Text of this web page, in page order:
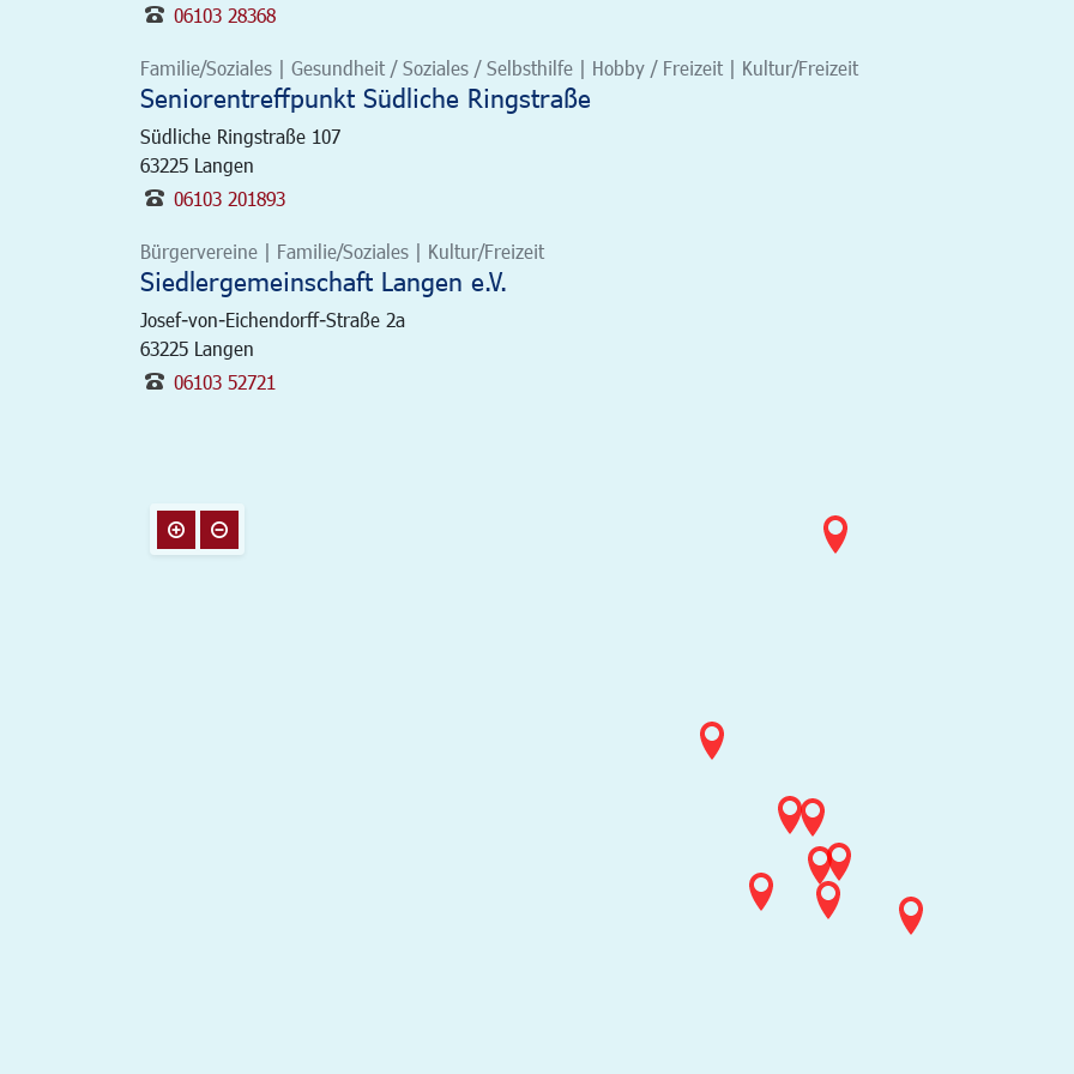
06103 28368
Familie/Soziales | Gesundheit / Soziales / Selbsthilfe | Hobby / Freizeit | Kultur/Freizeit
Seniorentreffpunkt Südliche Ringstraße
Südliche Ringstraße 107
63225 Langen
06103 201893
Bürgervereine | Familie/Soziales | Kultur/Freizeit
Siedlergemeinschaft Langen e.V.
Josef-von-Eichendorff-Straße 2a
63225 Langen
06103 52721